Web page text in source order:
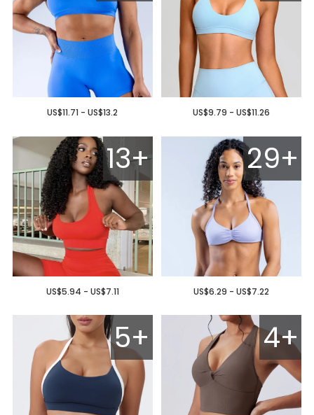
US$11.71 - US$13.2 US$9.79 - US$11.26
13+
US$5.94 - US$7.11
29+
US$6.29 - US$7.22
5+ 4+